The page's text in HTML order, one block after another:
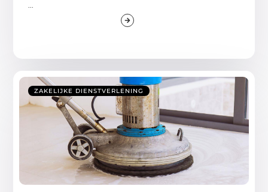
...
ZAKELIJKE DIENSTVERLENING